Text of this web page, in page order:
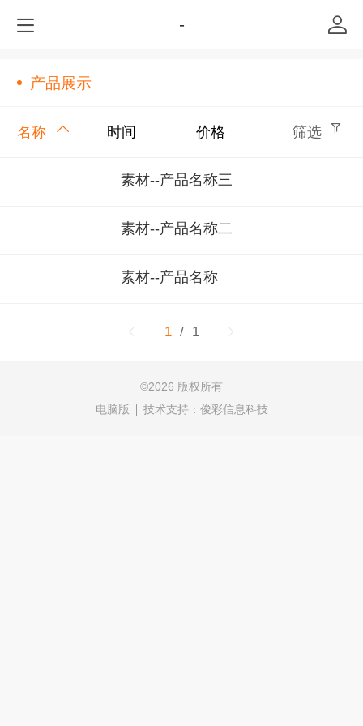
-
产品展示
名称 时间 价格 筛选
素材--产品名称三
素材--产品名称二
素材--产品名称
1 / 1
©2026 版权所有
电脑版
技术支持： 俊彩信息科技